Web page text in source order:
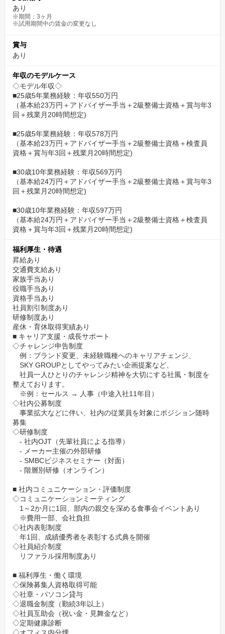
あり
※期間：3ヶ月
※試用期間中の賃金の変更なし
賞与
あり
年収のモデルケース
◇モデル年収◇
■25歳5年業務経験：年収550万円
（基本給23万円＋アドバイザー手当＋2級整備士資格＋賞与年3
回＋残業月20時間想定)
■25歳5年業務経験：年収578万円
（基本給23万円＋アドバイザー手当＋2級整備士資格＋検査員
資格＋賞与年3回＋残業月20時間想定)
■30歳10年業務経験：年収569万円
（基本給24万円＋アドバイザー手当＋2級整備士資格＋賞与年3
回＋残業月20時間想定)
■30歳10年業務経験：年収597万円
（基本給24万円＋アドバイザー手当＋2級整備士資格＋検査員
資格＋賞与年3回＋残業月20時間想定)
福利厚生・待遇
昇給あり
交通費支給あり
家族手当あり
役職手当あり
資格手当あり
社員割引制度あり
研修制度あり
産休・育休取得実績あり
■ キャリア支援・成長サポート
◇チャレンジ申告制度
例：ブランド変更、未経験職種へのキャリアチェンジ、
SKY GROUPとしてやってみたい企画提案など、
社員一人ひとりのチャレンジ精神を⼤切にする社⾵・制度を
整えております。
※例：セールス → 人事（中途入社11年目）
◇社内公募制度
事業拡大などに伴い、社内の従業員を対象にポジション随時
募集
◇研修制度
- 社内OJT（先輩社員による指導）
- メーカー主催の外部研修
- SMBCビジネスセミナー（対面）
- 階層別研修（オンライン）
■ 社内コミュニケーション・評価制度
◇コミュニケーションミーティング
1～2か月に1回、部内の親交を深める食事会イベントあり
※費用一部、会社負担
◇社内表彰制度
年1回、成績優秀者を表彰する式典を開催
◇社員紹介制度
リファラル採用制度あり
■ 福利厚生・働く環境
◇保険募集⼈資格取得可能
◇社章・パソコン貸与
◇退職金制度（勤続3年以上）
◇社員互助会（祝い金・見舞金など）
◇定期健康診断